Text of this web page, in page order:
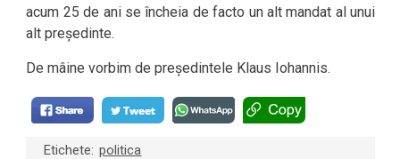
acum 25 de ani se încheia de facto un alt mandat al unui
alt președinte.
De mâine vorbim de președintele Klaus Iohannis.
Etichete: politica